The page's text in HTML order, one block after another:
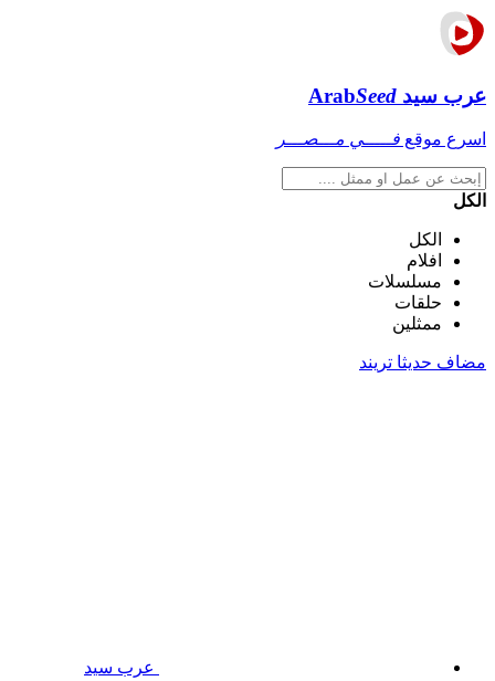
عرب سيد ArabSeed
اسرع موقع فـــــي مـــصـــر
الكل
الكل
افلام
مسلسلات
حلقات
ممثلين
مضاف حديثا تريند
عرب سيد